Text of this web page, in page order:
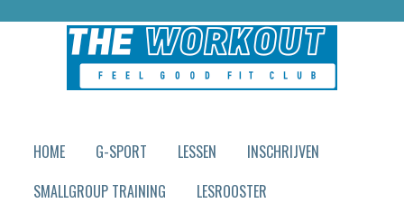
HOME G-SPORT LESSEN
INSCHRIJVEN
SMALLGROUP TRAINING
LESROOSTER